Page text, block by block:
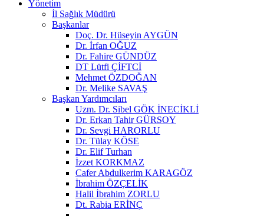
Yönetim
İl Sağlık Müdürü
Başkanlar
Doç. Dr. Hüseyin AYGÜN
Dr. İrfan OĞUZ
Dr. Fahire GÜNDÜZ
DT Lütfi ÇİFTCİ
Mehmet ÖZDOĞAN
Dr. Melike SAVAŞ
Başkan Yardımcıları
Uzm. Dr. Sibel GÖK İNECİKLİ
Dr. Erkan Tahir GÜRSOY
Dr. Sevgi HARORLU
Dr. Tülay KÖSE
Dr. Elif Turhan
İzzet KORKMAZ
Cafer Abdulkerim KARAGÖZ
İbrahim ÖZÇELİK
Halil İbrahim ZORLU
Dt. Rabia ERİNÇ